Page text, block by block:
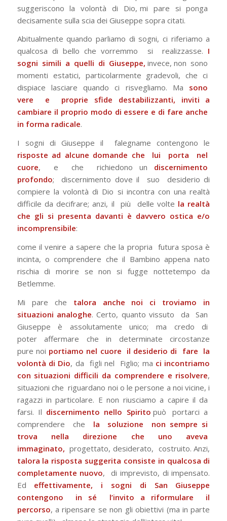
suggeriscono la volontà di Dio, mi pare si ponga
decisamente sulla scia dei Giuseppe sopra citati.
Abitualmente quando parliamo di sogni, ci riferiamo a
qualcosa di bello che vorremmo si realizzasse. I
sogni simili a quelli di Giuseppe,invece, non sono
momenti estatici, particolarmente gradevoli, che ci
dispiace lasciare quando ci risvegliamo. Ma sono
vere e proprie sfide destabilizzanti, inviti a
cambiare il proprio modo di essere e di fare anche
in forma radicale.
I sogni di Giuseppe il falegname contengono le
risposte ad alcune domande che lui porta nel
cuore, e che richiedono un discernimento
profondo; discernimento dove il suo desiderio di
compiere la volontà di Dio si incontra con una realtà
difficile da decifrare; anzi, il più delle volte la realtà
che gli si presenta davanti è davvero ostica e/o
incomprensibile:
come il venire a sapere che la propria futura sposa è
incinta, o comprendere che il Bambino appena nato
rischia di morire se non si fugge nottetempo da
Betlemme.
Mi pare che talora anche noi ci troviamo in
situazioni analoghe. Certo, quanto vissuto da San
Giuseppe è assolutamente unico; ma credo di
poter affermare che in determinate circostanze
pure noi portiamo nel cuore il desiderio di fare la
volontà di Dio, da figli nel Figlio; ma ci incontriamo
con situazioni difficili da comprendere e risolvere,
situazioni che riguardano noi o le persone a noi vicine, i
ragazzi in particolare. E non riusciamo a capire il da
farsi. Il discernimento nello Spirito può portarci a
comprendere che la soluzione non sempre si
trova nella direzione che uno aveva
immaginato,progettato, desiderato, costruito. Anzi,
talora la risposta suggerita consiste in qualcosa di
completamente nuovo, di imprevisto, di impensato.
Ed effettivamente, i sogni di San Giuseppe
contengono in sé l’invito a riformulare il
percorso, a ripensare se non gli obiettivi (ma in parte